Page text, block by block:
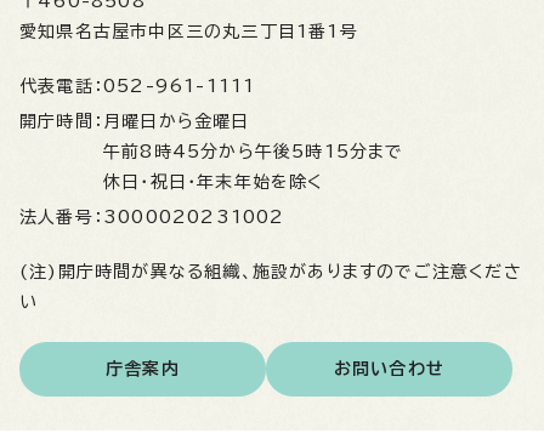
愛知県名古屋市中区三の丸三丁目1番1号
代表電話： 052-961-1111
開庁時間： 月曜日から金曜日
午前8時45分から午後5時15分まで
休日・祝日・年末年始を除く
法人番号： 3000020231002
(注)開庁時間が異なる組織、施設がありますのでご注意くださ
い
庁舎案内 お問い合わせ